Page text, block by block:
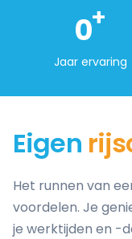
0+
Jaar ervaring
Eigen
Het runnen van
voordelen. Je
je werktijden en -